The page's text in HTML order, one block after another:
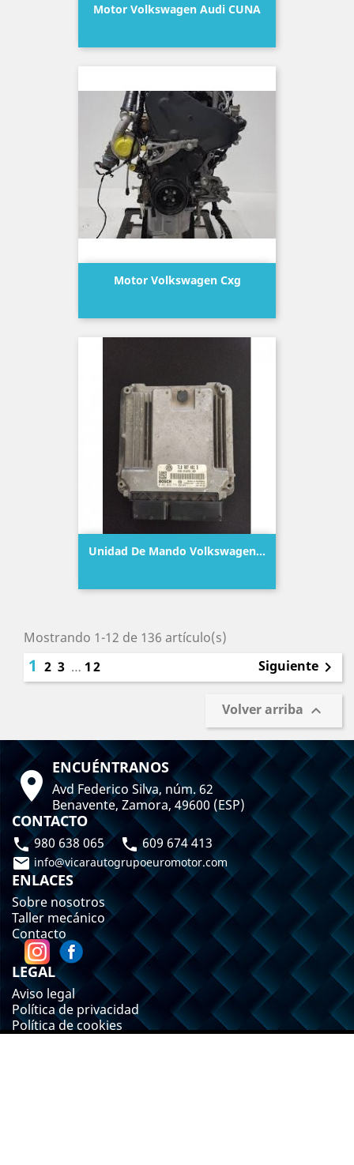
Motor Volkswagen Audi CUNA
Motor Volkswagen Cxg
Unidad De Mando Volkswagen...
Mostrando 1-12 de 136 artículo(s)
1 2 3 … 12 Siguiente 
Volver arriba 
 ENCUÉNTRANOS
Avd Federico Silva, núm. 62
Benavente, Zamora, 49600 (ESP)
CONTACTO
980 638 065  609 674 413
 info@vicarautogrupoeuromotor.com
ENLACES
Sobre nosotros
Taller mecánico
Contacto
LEGAL
Aviso legal
Política de privacidad
Política de cookies